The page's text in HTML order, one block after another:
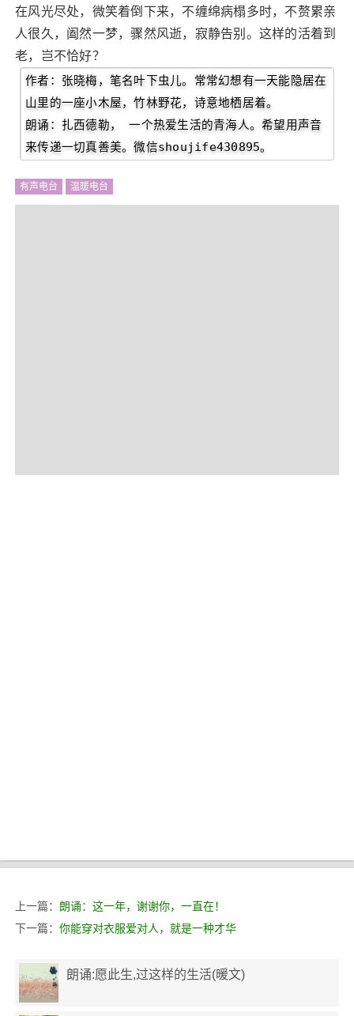
在风光尽处，微笑着倒下来，不缠绵病榻多时，不赘累亲
人很久，阖然一梦，骤然风逝，寂静告别。这样的活着到
老，岂不恰好？
作者：张晓梅，笔名叶下虫儿。常常幻想有一天能隐居在
山里的一座小木屋，竹林野花，诗意地栖居着。
朗诵：扎西德勒， 一个热爱生活的青海人。希望用声音
来传递一切真善美。微信shoujife430895。
有声电台 温暖电台
上一篇： 朗诵：这一年，谢谢你，一直在！
下一篇： 你能穿对衣服爱对人，就是一种才华
朗诵:愿此生,过这样的生活(暖文)